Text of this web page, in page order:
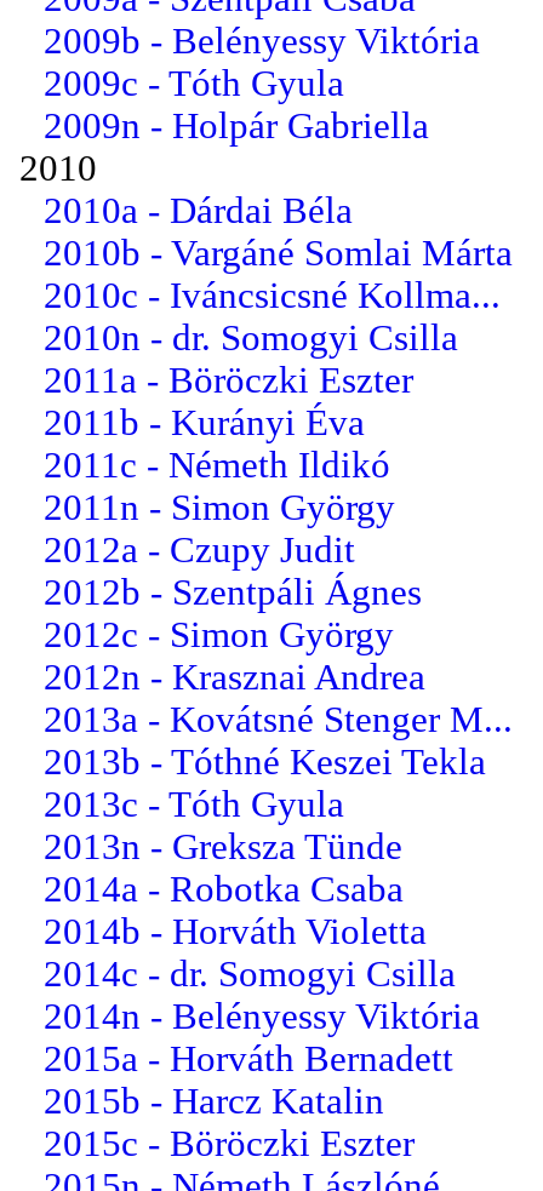
2009b - Belényessy Viktória
2009c - Tóth Gyula
2009n - Holpár Gabriella
2010
2010a - Dárdai Béla
2010b - Vargáné Somlai Márta
2010c - Iváncsicsné Kollma...
2010n - dr. Somogyi Csilla
2011a - Böröczki Eszter
2011b - Kurányi Éva
2011c - Németh Ildikó
2011n - Simon György
2012a - Czupy Judit
2012b - Szentpáli Ágnes
2012c - Simon György
2012n - Krasznai Andrea
2013a - Kovátsné Stenger M...
2013b - Tóthné Keszei Tekla
2013c - Tóth Gyula
2013n - Greksza Tünde
2014a - Robotka Csaba
2014b - Horváth Violetta
2014c - dr. Somogyi Csilla
2014n - Belényessy Viktória
2015a - Horváth Bernadett
2015b - Harcz Katalin
2015c - Böröczki Eszter